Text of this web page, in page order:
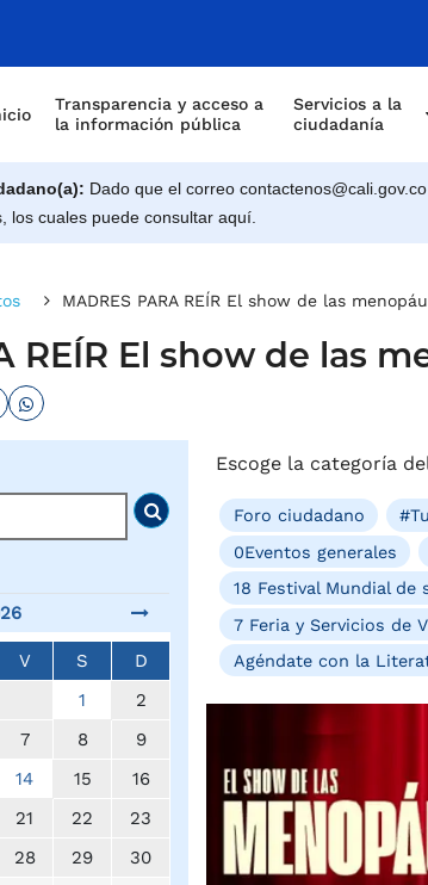
Transparencia y acceso a
la información pública
Servicios a la
ciudadanía
Dado que el correo
los cuales puede consultar aquí.
MADRES PARA REÍR El show de las
REÍR El show de las
Whatsapp
Buscar
V S
D
1
2
7 8
9
14 15
16
21 22
23
28 29
30
Escoge la categoría
Foro ciudadano
0Eventos generales
18 Festival Mundial de
7 Feria y Servicios de
Agéndate con la